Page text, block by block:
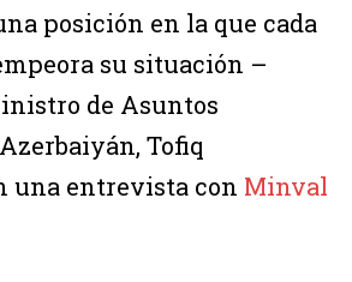
posición en la que cada
su situación –
de Asuntos
Tofiq
una entrevista con Minval